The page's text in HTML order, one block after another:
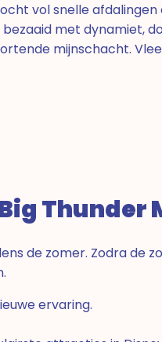
vol snelle
met dynamiet,
mijnschacht.
Thunder
de zomer. Zodra de
ervaring.